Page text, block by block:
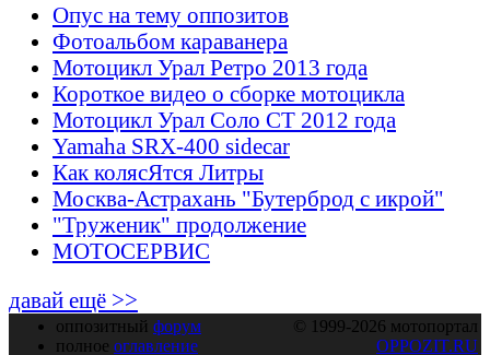
Опус на тему оппозитов
Фотоальбом караванера
Мотоцикл Урал Ретро 2013 года
Короткое видео о сборке мотоцикла
Мотоцикл Урал Соло СТ 2012 года
Yamaha SRX-400 sidecar
Как колясЯтся Литры
Москва-Астрахань "Бутерброд с икрой"
"Труженик" продолжение
МОТОСЕРВИС
давай ещё >>
оппозитный форум
полное оглавление
© 1999-2026 мотопортал
OPPOZIT.RU